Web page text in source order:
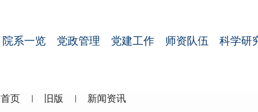
院系一览 党政管理 党建工作 师资队伍 科学研
首页 旧版 新闻资讯